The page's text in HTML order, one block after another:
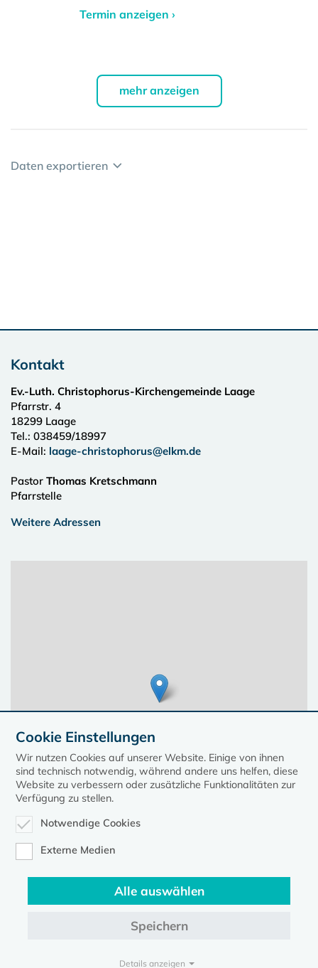
Termin anzeigen ›
mehr anzeigen
Daten exportieren
Kontakt
Ev.-Luth. Christophorus-Kirchengemeinde Laage
Pfarrstr. 4
18299 Laage
Tel.: 038459/18997
E-Mail: laage-christophorus@elkm.de
Pastor Thomas Kretschmann
Pfarrstelle
Weitere Adressen
Diese Seite gehört zum Portalkirche-mv.de
Evangelische Kirche in Mecklenburg-Vorpommern © 2026
Cookie Einstellungen
Wir nutzen Cookies auf unserer Website. Einige von ihnen
sind technisch notwendig, während andere uns helfen, diese
Website zu verbessern oder zusätzliche Funktionalitäten zur
Verfügung zu stellen.
Notwendige Cookies
Externe Medien
Alle auswählen
Speichern
Details anzeigen